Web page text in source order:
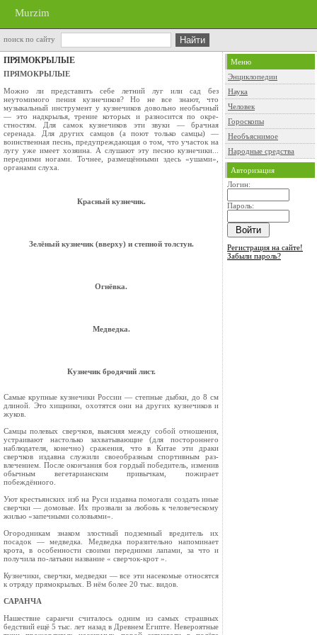
Murzim
поиск по сайту
ПРЯМОКРЫЛЫЕ
ПРЯМОКРЫЛЫЕ
Можно ли представить себе летний луг или сад без
неутомимого пения кузнечиков? Но не все знают, что
музыкальный инструмент у кузнечиков довольно необычный
— это над­крылья, трение которых и разносится по окре­
стностям. Для самок кузнечиков эти звуки — брачная
серенада. Для других самцов (а поют только самцы) —
воинственная песнь, предуп­реждающая о том, что участок на
лугу уже имеет хозяина. А слушают эту песню кузнечики...
передними ногами. Точнее, размещёнными здесь «ушами»,
органами слуха.
Красный кузнечик.
Зелёный кузнечик (вверху) и степной толстун.
Огнёвка.
Медведка.
Кузнечик бродячий лист.
Самые крупные кузнечики России — степные дыбки, до 8 см
длиной. Это хищники, охотятся они на других кузнечиков и
жуков.
Самцы полевых сверчков, выясняя между со­бой отношения,
устраивают настолько захваты­вающие (для постороннего
наблюдателя, конеч­но) сражения, что в Китае эти драки
сверчков издавна служили своеобразным спортивным раз­
влечением. После окончания боя гордый победи­тель, изменив
обычным вегетарианским при­вычкам, пожирает
побеждённого.
Уют крестьянских изб на Руси издавна помо­гали создать иные
сверчки — домовые. Их про­звали за любовь к человеческому
жилью «запеч­ными соловьями».
Огородникам знаком злостный подземный вре­дитель их
посадок — медведка. Медведка порази­тельно напоминает
крота, в особенности своими передними лапами, за что и
получила по-латыни название « сверчок-крот ».
Кузнечики, сверчки, медведки — все эти на­секомые относятся
к отряду прямокрылых. В нём более 20 тыс. видов.
САРАНЧА
Нашествие саранчи считалось одним из самых страшных
бедствий ещё 5 тыс. лет назад в Древнем Египте. Неве­роятные
Меню
Энциклопедии
Наука
Человек
Гороскопы
Необъяснимое
Народные средства
Авторизация
Логин:
Пароль:
Регистрация на сайте!
Забыли пароль?